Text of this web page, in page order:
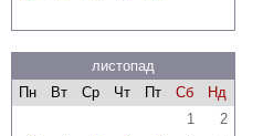
листопад
Пн
Вт Ср Чт Пт Сб
Нд
1
2